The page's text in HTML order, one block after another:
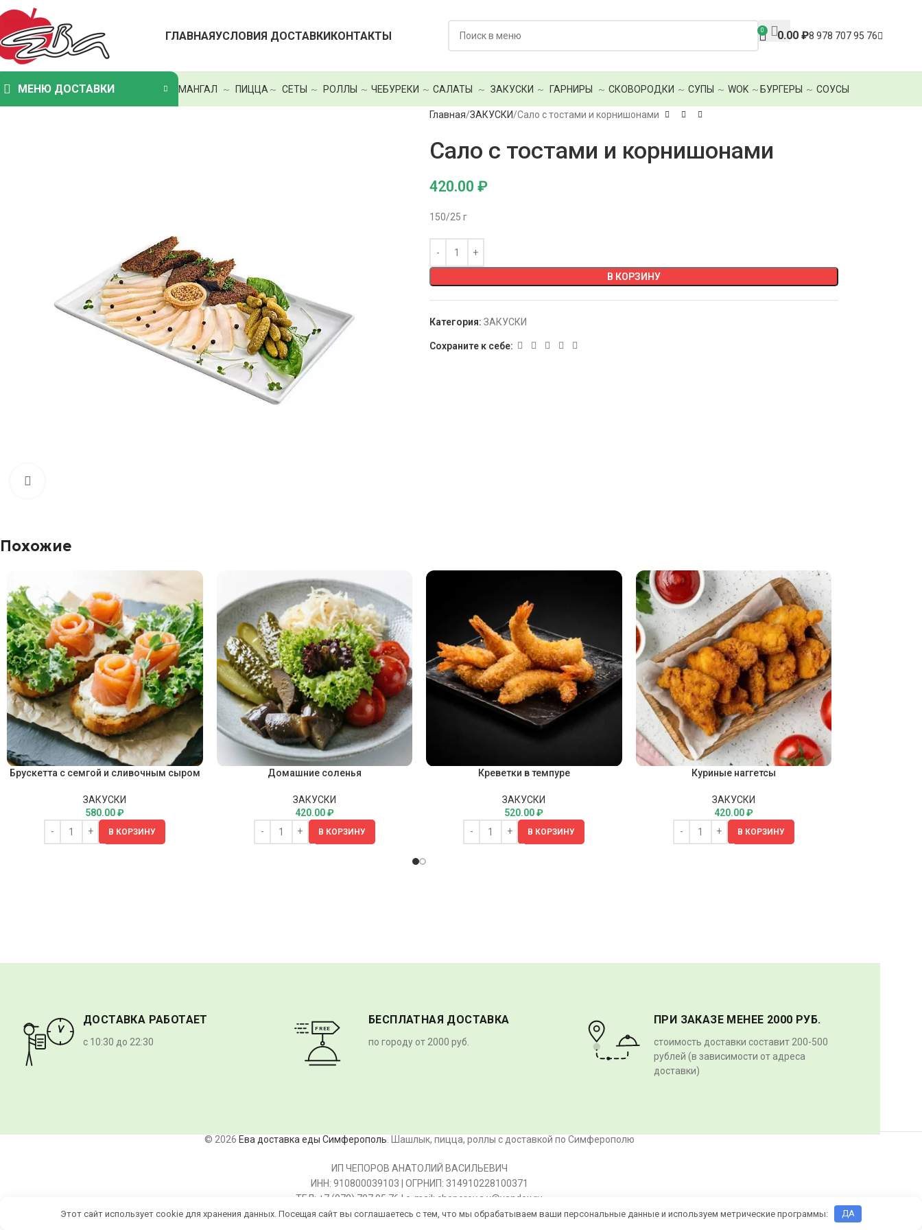
ГЛАВНАЯУСЛОВИЯ ДОСТАВКИКОНТАКТЫ 0 0.00 ₽8 978 707 95 76
МЕНЮ ДОСТАВКИ МАНГАЛ ～ ПИЦЦА ～ СЕТЫ ～ РОЛЛЫ ～ ЧЕБУРЕКИ ～ САЛАТЫ ～ ЗАКУСКИ ～ ГАРНИРЫ ～ СКОВОРОДКИ ～ СУПЫ ～ WOK ～ БУРГЕРЫ ～ СОУСЫ
Главная ЗАКУСКИ Сало с тостами и корнишонами
Сало с тостами и корнишонами
420.00 ₽
150/25 г
В КОРЗИНУ
Категория: ЗАКУСКИ
Сохраните к себе:
Похожие
Брускетта с семгой и сливочным сыром
ЗАКУСКИ
580.00₽
В КОРЗИНУ
Домашние соленья
ЗАКУСКИ
420.00₽
В КОРЗИНУ
Креветки в темпуре
ЗАКУСКИ
520.00₽
В КОРЗИНУ
Куриные наггетсы
ЗАКУСКИ
420.00₽
В КОРЗИНУ
ДОСТАВКА РАБОТАЕТ
с 10:30 до 22:30
FREE
БЕСПЛАТНАЯ ДОСТАВКА
по городу от 2000 руб.
ПРИ ЗАКАЗЕ МЕНЕЕ 2000 РУБ.
стоимость доставки составит 200-500
рублей (в зависимости от адреса
доставки)
© 2026 Ева доставка еды Симферополь . Шашлык, пицца, роллы с доставкой по Симферополю
ИП ЧЕПОРОВ АНАТОЛИЙ ВАСИЛЬЕВИЧ
ИНН: 910800039103 | ОГРНИП: 314910228100371
ТЕЛ: +7 (978) 707 95 76 | e-mail: cheporov.a.v@yandex.ru
Этот сайт использует cookie для хранения данных. Посещая сайт вы соглашаетесь с тем, что мы обрабатываем ваши персональные данные и используем метрические программы: ДА